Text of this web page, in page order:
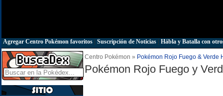
Agregar Centro Pokémon favoritos Suscripción de Noticias Hábla y Batalla con
Centro Pokémon » Pokémon Rojo Fuego & Verde
Pokémon Rojo Fuego y